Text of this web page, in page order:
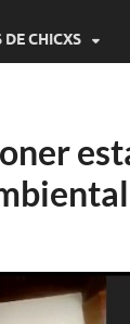
CHICXS